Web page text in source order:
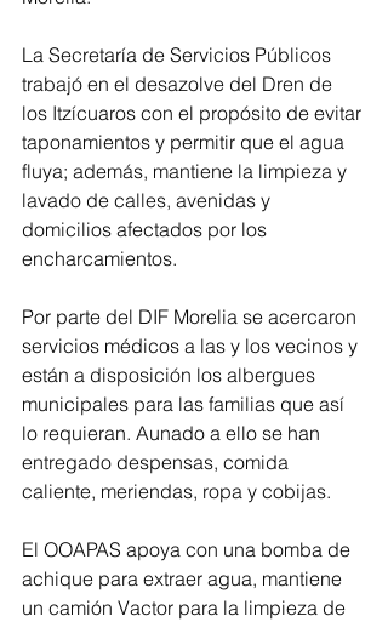
La Secretaría de Servicios Públicos
trabajó en el desazolve del Dren de
los Itzícuaros con el propósito de evitar
taponamientos y permitir que el agua
fluya; además, mantiene la limpieza y
lavado de calles, avenidas y
domicilios afectados por los
encharcamientos.
Por parte del DIF Morelia se acercaron
servicios médicos a las y los vecinos y
están a disposición los albergues
municipales para las familias que así
lo requieran. Aunado a ello se han
entregado despensas, comida
caliente, meriendas, ropa y cobijas.
El OOAPAS apoya con una bomba de
achique para extraer agua, mantiene
un camión Vactor para la limpieza de